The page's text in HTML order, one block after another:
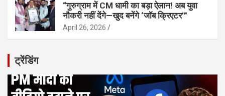
“गुरुग्राम में CM धामी का बड़ा ऐलान! अब युवा
नौकरी नहीं देंगे—खुद बनेंगे ‘जॉब क्रिएटर’”
April 26, 2026
ट्रेंडिंग